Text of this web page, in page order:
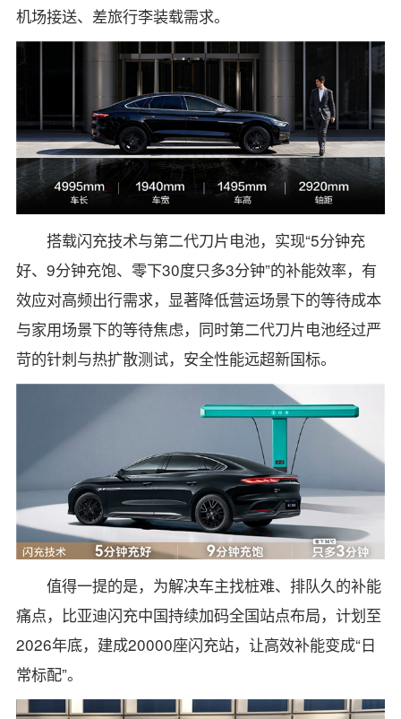
机场接送、差旅行李装载需求。
搭载闪充技术与第二代刀片电池，实现“5分钟充
好、9分钟充饱、零下30度只多3分钟”的补能效率，有
效应对高频出行需求，显著降低营运场景下的等待成本
与家用场景下的等待焦虑，同时第二代刀片电池经过严
苛的针刺与热扩散测试，安全性能远超新国标。
值得一提的是，为解决车主找桩难、排队久的补能
痛点，比亚迪闪充中国持续加码全国站点布局，计划至
2026年底，建成20000座闪充站，让高效补能变成“日
常标配”。